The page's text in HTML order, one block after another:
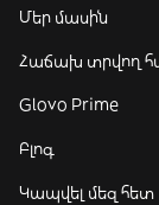
Մեր մասին
Հաճախ տրվող
Glovo Prime
Բլոգ
Կապվել մեզ հետ